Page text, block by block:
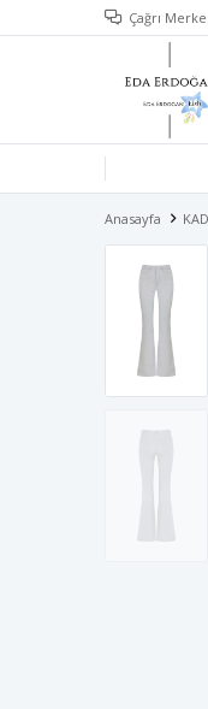
Çağrı
Anasayfa